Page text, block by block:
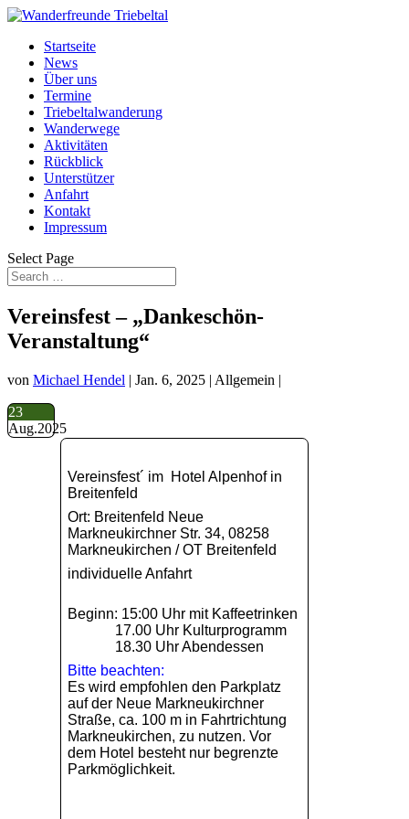
Startseite
News
Über uns
Termine
Triebeltalwanderung
Wanderwege
Aktivitäten
Rückblick
Unterstützer
Anfahrt
Kontakt
Impressum
Select Page
Vereinsfest – „Dankeschön-
Veranstaltung“
von Michael Hendel | Jan. 6, 2025 | Allgemein |
23
Aug.2025
Vereinsfest´ im Hotel Alpenhof in
Breitenfeld
Ort: Breitenfeld Neue
Markneukirchner Str. 34, 08258
Markneukirchen / OT Breitenfeld
individuelle Anfahrt
Beginn: 15:00 Uhr mit Kaffeetrinken
17.00 Uhr Kulturprogramm
18.30 Uhr Abendessen
Bitte beachten:
Es wird empfohlen den Parkplatz
auf der Neue Markneukirchner
Straße, ca. 100 m in Fahrtrichtung
Markneukirchen, zu nutzen. Vor
dem Hotel besteht nur begrenzte
Parkmöglichkeit.